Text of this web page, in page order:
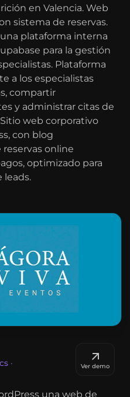
en Valencia. Web
sistema de reservas.
plataforma interna
para la gestión
Plataforma
a los especialistas
compartir
y administrar citas de
web corporativo
con blog
reservas online
optimizado para
leads.
·
Ver demo
una web de